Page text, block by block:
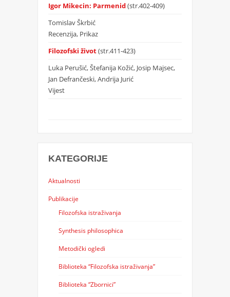
Igor Mikecin: Parmenid(str.402-409)
Tomislav Škrbić
Recenzija, Prikaz
Filozofski život(str.411-423)
Luka Perušić, Štefanija Kožić, Josip Majsec,
Jan Defrančeski, Andrija Jurić
Vijest
KATEGORIJE
Aktualnosti
Publikacije
Filozofska istraživanja
Synthesis philosophica
Metodički ogledi
Biblioteka “Filozofska istraživanja”
Biblioteka “Zbornici”